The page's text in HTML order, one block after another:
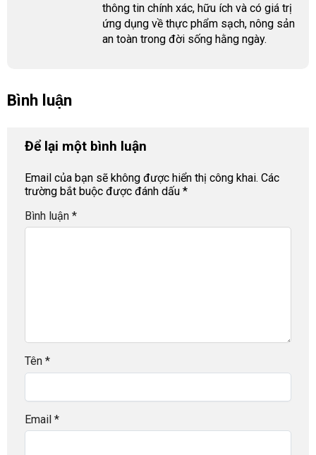
thông tin chính xác, hữu ích và có giá trị
ứng dụng về thực phẩm sạch, nông sản
an toàn trong đời sống hằng ngày.
Bình luận
Để lại một bình luận
Email của bạn sẽ không được hiển thị công khai. Các
trường bắt buộc được đánh dấu *
Bình luận *
Tên *
Email *